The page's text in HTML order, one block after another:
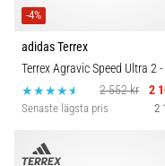
Löparknä:
Orsaker,
behandling
och
förebyggande
Löparknä,
-4%
adidas Terrex
Terrex Agravic Speed Ultra 2-
2 552 kr
2
Senaste lägsta pris 2